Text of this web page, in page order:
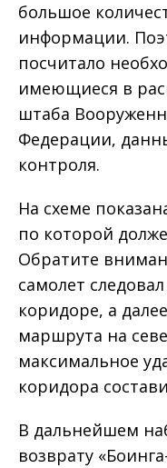
большое
информации.
посчитало
имеющиеся в
штаба
Федерации,
контроля.
На схеме
по которой
Обратите
самолет
коридоре, а
маршрута на
максимальное
коридора
В дальнейшем
возврату